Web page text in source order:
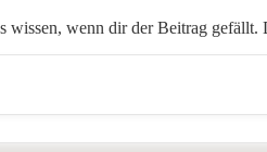
wissen, wenn dir der Beitrag